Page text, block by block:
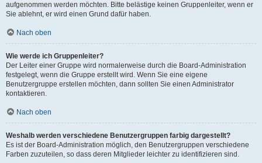
aufgenommen werden möchten. Bitte belästige keinen Gruppenleiter, wenn er
Sie ablehnt, er wird einen Grund dafür haben.
Nach oben
Wie werde ich Gruppenleiter?
Der Leiter einer Gruppe wird normalerweise durch die Board-Administration
festgelegt, wenn die Gruppe erstellt wird. Wenn Sie eine eigene
Benutzergruppe erstellen möchten, dann sollten Sie einen Administrator
kontaktieren.
Nach oben
Weshalb werden verschiedene Benutzergruppen farbig dargestellt?
Es ist der Board-Administration möglich, den Benutzergruppen verschiedene
Farben zuzuteilen, so dass deren Mitglieder leichter zu identifizieren sind.